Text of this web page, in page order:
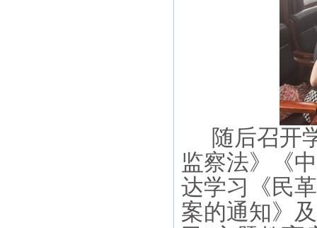
随后召开
监察法》
《
达学习《民
案的通知》